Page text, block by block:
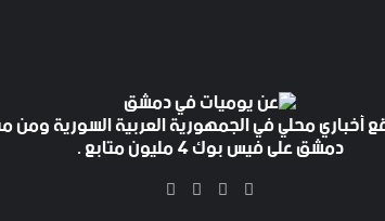
محلي في الجمهورية العربية السورية ومن
دمشق على فيس بوك 4 مليون متابع .
فيسبوك
‫X
‫YouTube